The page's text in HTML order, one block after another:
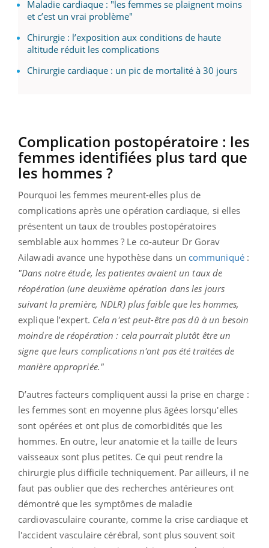
Maladie cardiaque : "les femmes se plaignent moins
et c’est un vrai problème"
Chirurgie : l’exposition aux conditions de haute
altitude réduit les complications
Chirurgie cardiaque : un pic de mortalité à 30 jours
Complication postopératoire : les
femmes identifiées plus tard que
les hommes ?
Pourquoi les femmes meurent-elles plus de
complications après une opération cardiaque, si elles
présentent un taux de troubles postopératoires
semblable aux hommes ? Le co-auteur Dr Gorav
Ailawadi avance une hypothèse dans un communiqué:
"Dans notre étude, les patientes avaient un taux de
réopération (une deuxième opération dans les jours
suivant la première, NDLR) plus faible que les hommes,
explique l’expert. Cela n'est peut-être pas dû à un besoin
moindre de réopération : cela pourrait plutôt être un
signe que leurs complications n'ont pas été traitées de
manière appropriée."
D’autres facteurs compliquent aussi la prise en charge :
les femmes sont en moyenne plus âgées lorsqu'elles
sont opérées et ont plus de comorbidités que les
hommes. En outre, leur anatomie et la taille de leurs
vaisseaux sont plus petites. Ce qui peut rendre la
chirurgie plus difficile techniquement. Par ailleurs, il ne
faut pas oublier que des recherches antérieures ont
démontré que les symptômes de maladie
cardiovasculaire courante, comme la crise cardiaque et
l'accident vasculaire cérébral, sont plus souvent soit